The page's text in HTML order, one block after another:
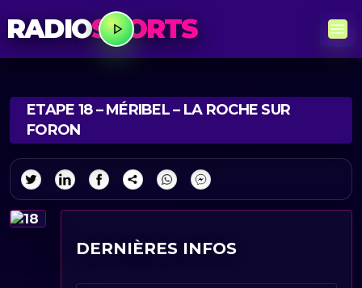
RADIOSPORTS
ETAPE 18 – MÉRIBEL – LA ROCHE SUR
FORON
DERNIÈRES INFOS